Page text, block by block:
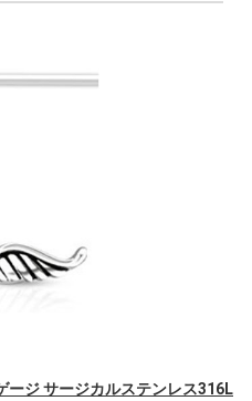
ージ サージカルステンレス316L